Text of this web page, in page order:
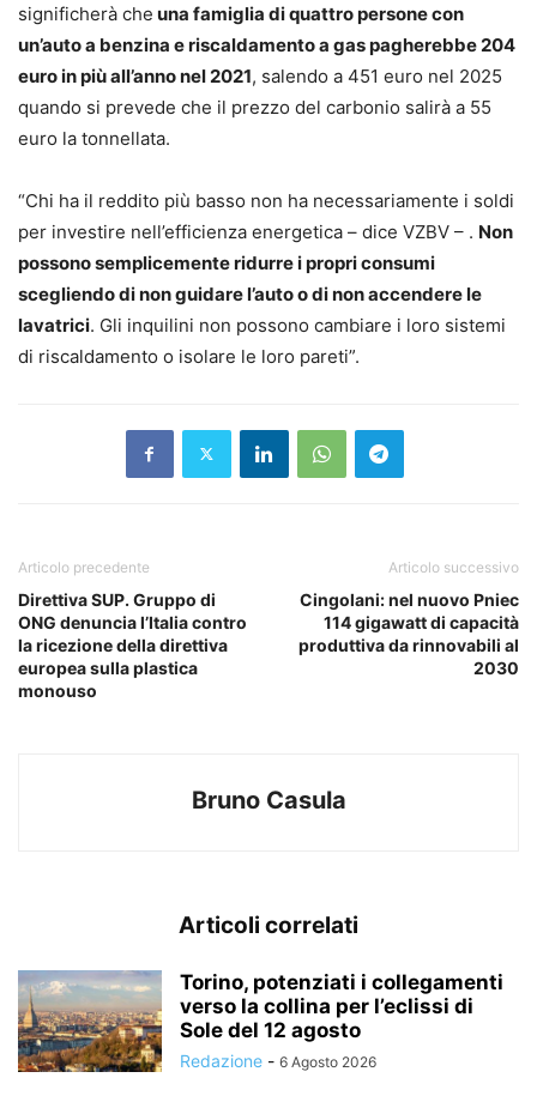
significherà che una famiglia di quattro persone con
un’auto a benzina e riscaldamento a gas pagherebbe 204
euro in più all’anno nel 2021, salendo a 451 euro nel 2025
quando si prevede che il prezzo del carbonio salirà a 55
euro la tonnellata.
“Chi ha il reddito più basso non ha necessariamente i soldi
per investire nell’efficienza energetica – dice VZBV – . Non
possono semplicemente ridurre i propri consumi
scegliendo di non guidare l’auto o di non accendere le
lavatrici. Gli inquilini non possono cambiare i loro sistemi
di riscaldamento o isolare le loro pareti”.
Articolo precedente
Direttiva SUP. Gruppo di
ONG denuncia l’Italia contro
la ricezione della direttiva
europea sulla plastica
monouso
Articolo successivo
Cingolani: nel nuovo Pniec
114 gigawatt di capacità
produttiva da rinnovabili al
2030
Bruno Casula
Articoli correlati
Torino, potenziati i collegamenti
verso la collina per l’eclissi di
Sole del 12 agosto
Redazione - 6 Agosto 2026